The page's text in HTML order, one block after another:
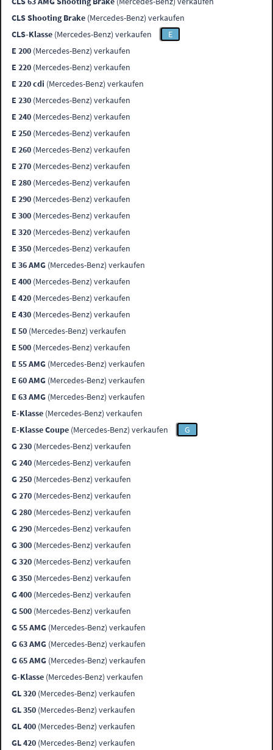
CLS Shooting Brake (Mercedes-Benz) verkaufen
CLS-Klasse (Mercedes-Benz) verkaufen
E
E 200 (Mercedes-Benz) verkaufen
E 220 (Mercedes-Benz) verkaufen
E 220 cdi (Mercedes-Benz) verkaufen
E 230 (Mercedes-Benz) verkaufen
E 240 (Mercedes-Benz) verkaufen
E 250 (Mercedes-Benz) verkaufen
E 260 (Mercedes-Benz) verkaufen
E 270 (Mercedes-Benz) verkaufen
E 280 (Mercedes-Benz) verkaufen
E 290 (Mercedes-Benz) verkaufen
E 300 (Mercedes-Benz) verkaufen
E 320 (Mercedes-Benz) verkaufen
E 350 (Mercedes-Benz) verkaufen
E 36 AMG (Mercedes-Benz) verkaufen
E 400 (Mercedes-Benz) verkaufen
E 420 (Mercedes-Benz) verkaufen
E 430 (Mercedes-Benz) verkaufen
E 50 (Mercedes-Benz) verkaufen
E 500 (Mercedes-Benz) verkaufen
E 55 AMG (Mercedes-Benz) verkaufen
E 60 AMG (Mercedes-Benz) verkaufen
E 63 AMG (Mercedes-Benz) verkaufen
E-Klasse (Mercedes-Benz) verkaufen
E-Klasse Coupe (Mercedes-Benz) verkaufen
G
G 230 (Mercedes-Benz) verkaufen
G 240 (Mercedes-Benz) verkaufen
G 250 (Mercedes-Benz) verkaufen
G 270 (Mercedes-Benz) verkaufen
G 280 (Mercedes-Benz) verkaufen
G 290 (Mercedes-Benz) verkaufen
G 300 (Mercedes-Benz) verkaufen
G 320 (Mercedes-Benz) verkaufen
G 350 (Mercedes-Benz) verkaufen
G 400 (Mercedes-Benz) verkaufen
G 500 (Mercedes-Benz) verkaufen
G 55 AMG (Mercedes-Benz) verkaufen
G 63 AMG (Mercedes-Benz) verkaufen
G 65 AMG (Mercedes-Benz) verkaufen
G-Klasse (Mercedes-Benz) verkaufen
GL 320 (Mercedes-Benz) verkaufen
GL 350 (Mercedes-Benz) verkaufen
GL 400 (Mercedes-Benz) verkaufen
GL 420 (Mercedes-Benz) verkaufen